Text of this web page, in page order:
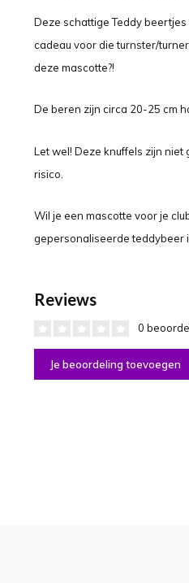
Deze schattige Teddy
cadeau voor die turnster/
deze mascotte?!
De beren zijn circa 20-25 cm
Let wel! Deze knuffels zijn
risico.
Wil je een mascotte voor je
gepersonaliseerde teddybeer
Reviews
0
Je beoordeling toevoegen